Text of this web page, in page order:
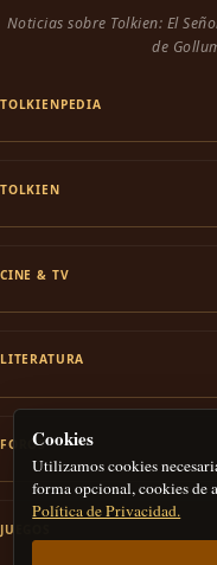
Noticias sobre Tolkien: El
de
TOLKIENPEDIA
TOLKIEN
CINE & TV
LITERATURA
FOROS
JUEGOS
Cookies
Utilizamos cookies
forma opcional, cookies
Política de Privacidad.